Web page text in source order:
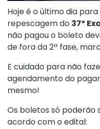
Hoje é o último dia
repescagem do 37º
não pagou o boleto
de fora da 2ª fase,
E cuidado para não
agendamento do
mesmo!
Os boletos só poderão
acordo com o edital: